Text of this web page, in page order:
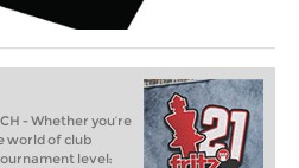
- Whether you’re
world of club
level: